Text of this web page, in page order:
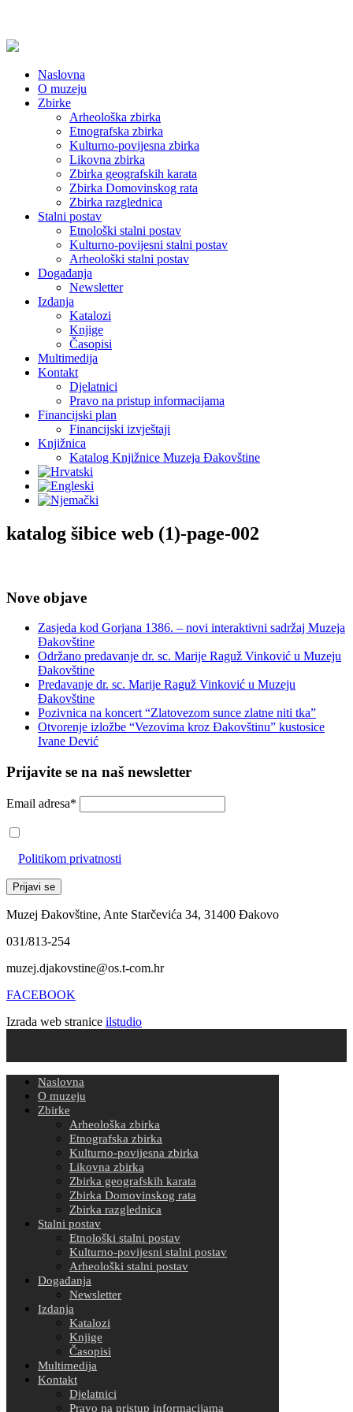
Naslovna
O muzeju
Zbirke
Arheološka zbirka
Etnografska zbirka
Kulturno-povijesna zbirka
Likovna zbirka
Zbirka geografskih karata
Zbirka Domovinskog rata
Zbirka razglednica
Stalni postav
Etnološki stalni postav
Kulturno-povijesni stalni postav
Arheološki stalni postav
Događanja
Newsletter
Izdanja
Katalozi
Knjige
Časopisi
Multimedija
Kontakt
Djelatnici
Pravo na pristup informacijama
Financijski plan
Financijski izvještaji
Knjižnica
Katalog Knjižnice Muzeja Đakovštine
katalog šibice web (1)-page-002
Nove objave
Zasjeda kod Gorjana 1386. – novi interaktivni sadržaj Muzeja
Đakovštine
Održano predavanje dr. sc. Marije Raguž Vinković u Muzeju
Đakovštine
Predavanje dr. sc. Marije Raguž Vinković u Muzeju
Đakovštine
Pozivnica na koncert “Zlatovezom sunce zlatne niti tka”
Otvorenje izložbe “Vezovima kroz Đakovštinu” kustosice
Ivane Dević
Prijavite se na naš newsletter
Email adresa*
Politikom privatnosti
Muzej Đakovštine, Ante Starčevića 34, 31400 Đakovo
031/813-254
muzej.djakovstine@os.t-com.hr
FACEBOOK
Izrada web stranice ilstudio
Naslovna
O muzeju
Zbirke
Arheološka zbirka
Etnografska zbirka
Kulturno-povijesna zbirka
Likovna zbirka
Zbirka geografskih karata
Zbirka Domovinskog rata
Zbirka razglednica
Stalni postav
Etnološki stalni postav
Kulturno-povijesni stalni postav
Arheološki stalni postav
Događanja
Newsletter
Izdanja
Katalozi
Knjige
Časopisi
Multimedija
Kontakt
Djelatnici
Pravo na pristup informacijama